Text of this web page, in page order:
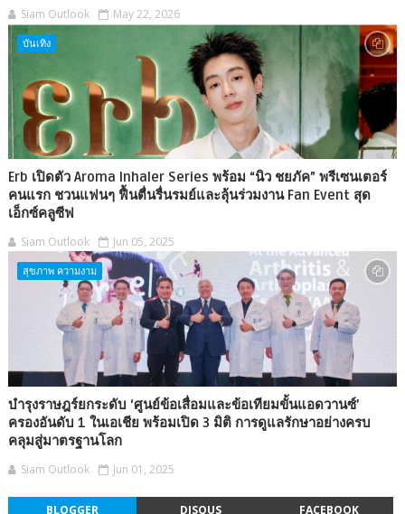
Siam Outlook May 22, 2026
บันเทิง
Erb เปิดตัว Aroma Inhaler Series พร้อม “นิว ชยภัค” พรีเซนเตอร์
คนแรก ชวนแฟนๆ ฟื้นตื่นรื่นรมย์และลุ้นร่วมงาน Fan Event สุด
เอ็กซ์คลูซีฟ
Siam Outlook Jun 05, 2025
สุขภาพ ความงาม
บำรุงราษฎร์ยกระดับ ‘ศูนย์ข้อเสื่อมและข้อเทียมขั้นแอดวานซ์’
ครองอันดับ 1 ในเอเชีย พร้อมเปิด 3 มิติ การดูแลรักษาอย่างครบ
คลุมสู่มาตรฐานโลก
Siam Outlook Jun 01, 2025
BLOGGER DISQUS FACEBOOK